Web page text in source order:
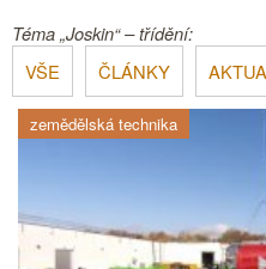
Téma „Joskin“ – třídění:
VŠE
ČLÁNKY
zemědělská technika